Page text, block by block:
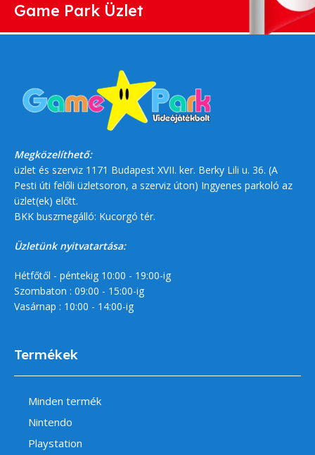
Game Park Üzlet
Megközelíthető:
üzlet és szerviz 1171 Budapest XVII. ker. Berky Lili u. 36. (A
Pesti úti felőli üzletsoron, a szerviz úton) Ingyenes parkoló az
üzlet(ek) előtt.
BKK buszmegálló: Kucorgó tér.
Üzletünk nyitvatartása:
Hétfőtől - péntekig 10:00 - 19:00-ig
Szombaton : 09:00 - 15:00-ig
Vasárnap : 10:00 - 14:00-ig
Termékek
Minden termék
Nintendo
Playstation